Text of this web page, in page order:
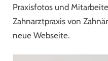
Praxisfotos und
Zahnarztpraxis von
neue Webseite.